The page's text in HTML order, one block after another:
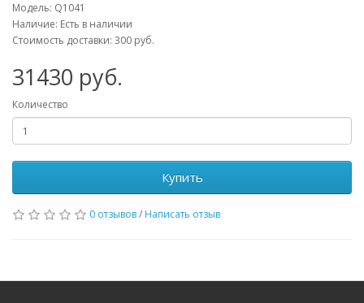
Модель: Q1041
Наличие: Есть в наличии
Стоимость доставки: 300 руб.
31430 руб.
Количество
Купить
0 отзывов/ Написать отзыв